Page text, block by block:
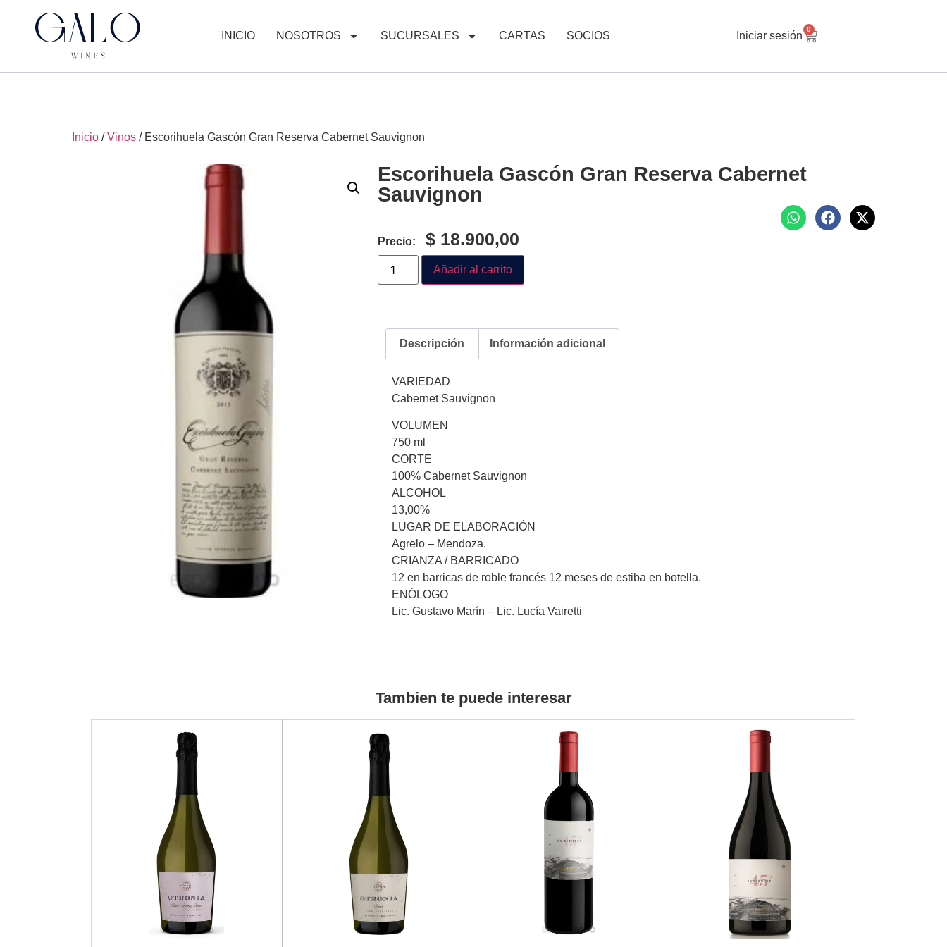
INICIO NOSOTROS SUCURSALES CARTAS SOCIOS Iniciar sesión
0
Inicio / Vinos / Escorihuela Gascón Gran Reserva Cabernet Sauvignon
Escorihuela Gascón Gran Reserva Cabernet
Sauvignon
Precio: $ 18.900,00
Añadir al carrito
Descripción Información adicional
VARIEDAD
Cabernet Sauvignon
VOLUMEN
750 ml
CORTE
100% Cabernet Sauvignon
ALCOHOL
13,00%
LUGAR DE ELABORACIÓN
Agrelo – Mendoza.
CRIANZA / BARRICADO
12 en barricas de roble francés 12 meses de estiba en botella.
ENÓLOGO
Lic. Gustavo Marín – Lic. Lucía Vairetti
Tambien te puede interesar